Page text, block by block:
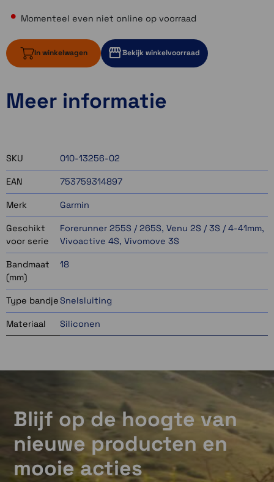
Momenteel even niet online op voorraad
In winkelwagen Bekijk winkelvoorraad
Momenteel even niet op voorraad
Momenteel even niet op voorraad
Meer informatie
SKU 010-13256-02
EAN 753759314897
Merk Garmin
Geschikt
voor serie
Forerunner 255S / 265S, Venu 2S / 3S / 4-41mm,
Vivoactive 4S, Vivomove 3S
Bandmaat
(mm)
18
Type bandjeSnelsluiting
Materiaal Siliconen
Blijf op de hoogte van
nieuwe producten en
mooie acties